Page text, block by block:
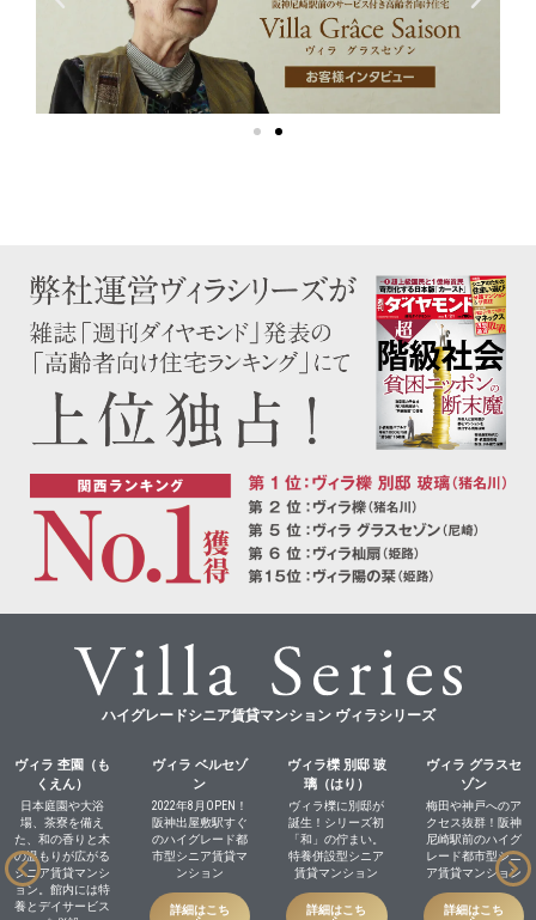
ハイグレードシニア賃貸マンション ヴィラシリーズ
ヴィラ 杢園（も
くえん）
日本庭園や大浴
場、茶寮を備え
た、和の香りと木
の温もりが広がる
シニア賃貸マンシ
ョン。館内には特
養とデイサービス
ヴィラ ベルセゾ
ン
2022年8月OPEN！
阪神出屋敷駅すぐ
のハイグレード都
市型シニア賃貸マ
ンション
詳細はこち
ヴィラ櫟 別邸 玻
璃（はり）
ヴィラ櫟に別邸が
誕生！シリーズ初
「和」の佇まい。
特養併設型シニア
賃貸マンション
詳細はこち
ヴィラ グラスセ
ゾン
梅田や神戸へのア
クセス抜群！阪神
尼崎駅前のハイグ
レード都市型シニ
ア賃貸マンション
詳細はこち